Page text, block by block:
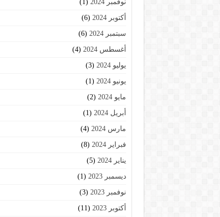
نوفمبر 2024 (1)
أكتوبر 2024 (6)
سبتمبر 2024 (6)
أغسطس 2024 (4)
يوليو 2024 (3)
يونيو 2024 (1)
مايو 2024 (2)
أبريل 2024 (1)
مارس 2024 (4)
فبراير 2024 (8)
يناير 2024 (5)
ديسمبر 2023 (1)
نوفمبر 2023 (3)
أكتوبر 2023 (11)